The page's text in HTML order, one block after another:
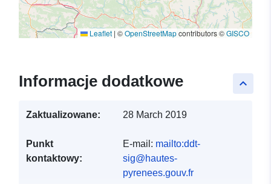
Leaflet | ©OpenStreetMapcontributors ©GISCO
keyboard_arrow_up
Informacje dodatkowe
Zaktualizowane: 28 March 2019
Punkt
kontaktowy:
E-mail: mailto:ddt-
sig@hautes-
pyrenees.gouv.fr